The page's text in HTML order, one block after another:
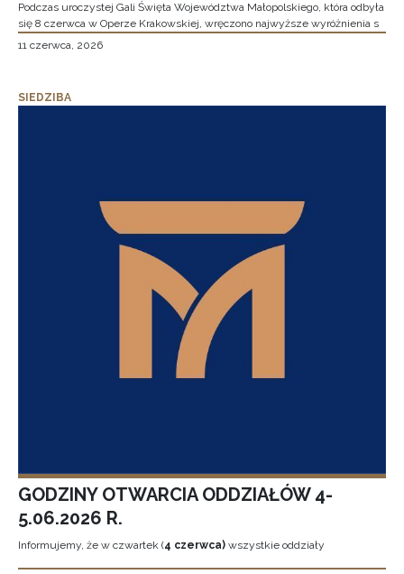
Podczas uroczystej Gali Święta Województwa Małopolskiego, która odbyła
się 8 czerwca w Operze Krakowskiej, wręczono najwyższe wyróżnienia s
11 czerwca, 2026
SIEDZIBA
GODZINY OTWARCIA ODDZIAŁÓW 4-
5.06.2026 R.
Informujemy, że w czwartek (4 czerwca) wszystkie oddziały